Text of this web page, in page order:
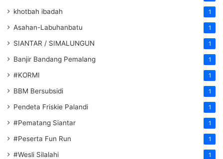
khotbah ibadah 1
Asahan-Labuhanbatu 1
SIANTAR / SIMALUNGUN 1
Banjir Bandang Pemalang 1
#KORMI 1
BBM Bersubsidi 1
Pendeta Friskie Palandi 1
#Pematang Siantar 1
#Peserta Fun Run 1
#Wesli Silalahi 1